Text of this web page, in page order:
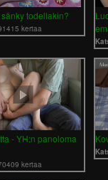
todellakin?
kertaa
- YH:n panoloma
kertaa